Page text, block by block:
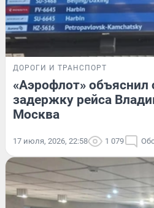
ДОРОГИ И ТРАНСПОРТ
«Аэрофлот» объяснил
задержку рейса
Москва
17 июля, 2026, 22:58 1 079